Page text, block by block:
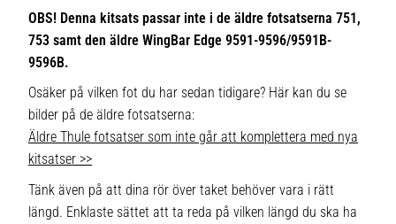
OBS! Denna kitsats passar inte i de äldre fotsatserna 751,
753 samt den äldre WingBar Edge 9591-9596/9591B-
9596B.
Osäker på vilken fot du har sedan tidigare? Här kan du se
bilder på de äldre fotsatserna:
Äldre Thule fotsatser som inte går att komplettera med nya
kitsatser >>
Tänk även på att dina rör över taket behöver vara i rätt
längd. Enklaste sättet att ta reda på vilken längd du ska ha